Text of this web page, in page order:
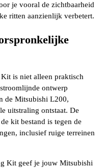
je vooral de zichtbaarheid
ritten aanzienlijk verbetert.
is niet alleen praktisch
ontwerp
de Mitsubishi L200,
uitstraling ontstaat. De
kit bestand is tegen de
inclusief ruige terreinen
Kit geef je jouw Mitsubishi